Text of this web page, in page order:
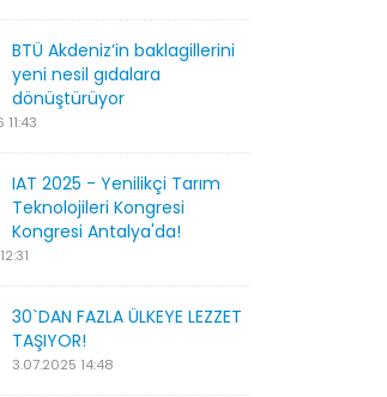
BTÜ Akdeniz’in baklagillerini
yeni nesil gıdalara
dönüştürüyor
IAT 2025 - Yenilikçi Tarım
Teknolojileri Kongresi
Kongresi Antalya'da!
30`DAN FAZLA ÜLKEYE LEZZET
TAŞIYOR!
3.07.2025 14:48